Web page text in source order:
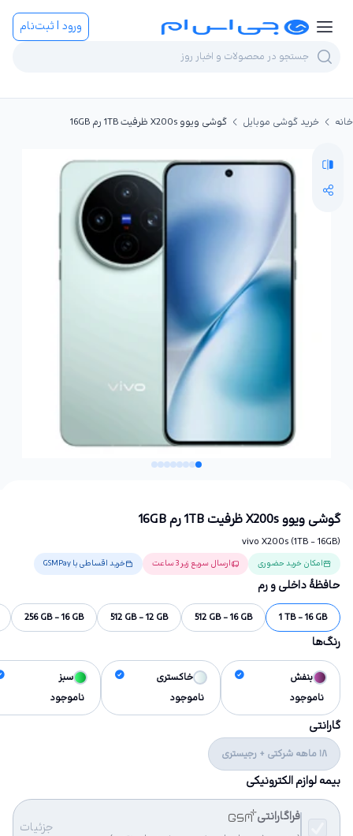
ورود | ثبت‌نام
خانه خرید گوشی موبایل گوشی ویوو X200s ظرفیت 1TB رم 16GB
گوشی ویوو X200s ظرفیت 1TB رم 16GB
vivo X200s (1TB - 16GB)
امکان خرید حضوری ارسال سریع زیر 3 ساعت خرید اقساطی با GSMPay
حافظهٔ داخلی و رم
1 TB - 16 GB
512 GB - 16 GB
512 GB - 12 GB
256 GB - 16 GB
رنگ‌ها
بنفش
ناموجود
خاکستری
ناموجود
سبز
ناموجود
گارانتی
18 ماهه شرکتی + رجیستری
بیمه لوازم الکترونیکی
فراگارانتی
جزئیات